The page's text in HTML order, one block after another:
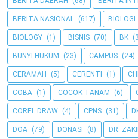
BERITA NASIONAL (617) BIOLOGI
BIOLOGY (1) BISNIS (70) BK
BUNYI HUKUM (23) CAMPUS (24)
CERAMAH (5) CERENTI (1)
COBA (1) COCOK TANAM (6)
COREL DRAW (4) CPNS (31)
DOA (79) DONASI (8) DR.